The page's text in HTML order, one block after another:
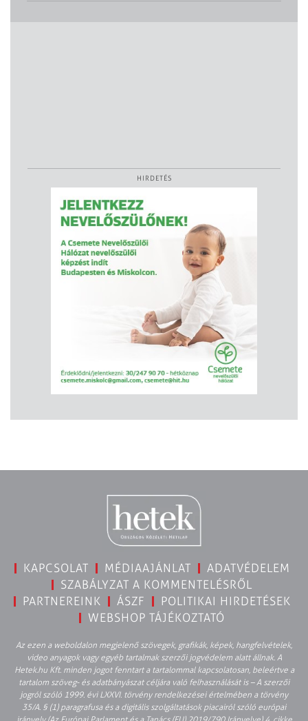
HIRDETÉS
KAPCSOLAT MÉDIAAJÁNLAT
ADATVÉDELEM
SZABÁLYZAT A KOMMENTELÉSRŐL
PARTNEREINK
ÁSZF
POLITIKAI HIRDETÉSEK
WEBSHOP TÁJÉKOZTATÓ
Az ezen a weboldalon megjelenő szövegek, grafikák, képek, hangfelvételek,
video anyagok vagy egyéb tartalmak szerzői jogvédelem alatt állnak. A
Hetek.hu Kft. minden jogot fenntart a tartalommal kapcsolatosan, beleértve a
tartalom szöveg- és adatbányászat céljára való felhasználását is – A szerzői
jogról szóló 1999. évi LXXVI. törvény rendelkezései értelmében a törvény
35/A. § (1) paragrafusa és a digitális szolgáltatások piacairól szóló európai